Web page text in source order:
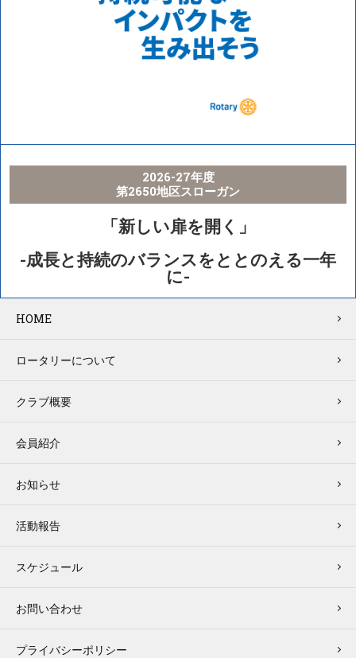
2026-27年度
第2650地区スローガン
「新しい扉を開く」
-成長と持続のバランスをととのえる一年
に-
HOME
ロータリーについて
クラブ概要
会員紹介
お知らせ
活動報告
スケジュール
お問い合わせ
プライバシーポリシー